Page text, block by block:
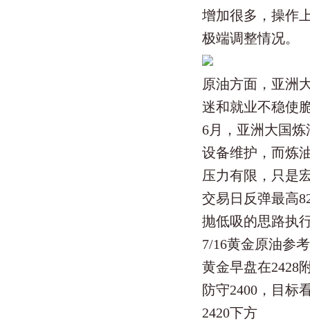
增加很多，操作
极端调整情况。
原油方面，亚洲
迷和就业不稳使
6月，亚洲大国
设备维护，而炼
压力有限，只是
交易日反弹最高
抛低吸的思路执
7/16黄金原油参
黄金早盘在2428
防守2400，目标
2420下方